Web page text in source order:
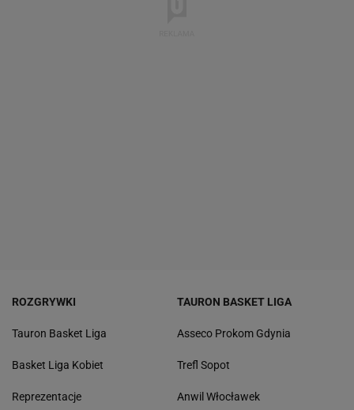
ROZGRYWKI
Tauron Basket Liga
Basket Liga Kobiet
Reprezentacje
TAURON BASKET LIGA
Asseco Prokom Gdynia
Trefl Sopot
Anwil Włocławek